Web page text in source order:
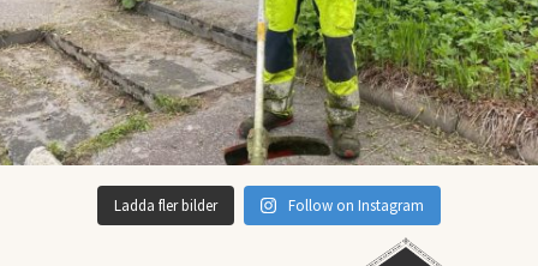
Ladda fler bilder Follow on Instagram